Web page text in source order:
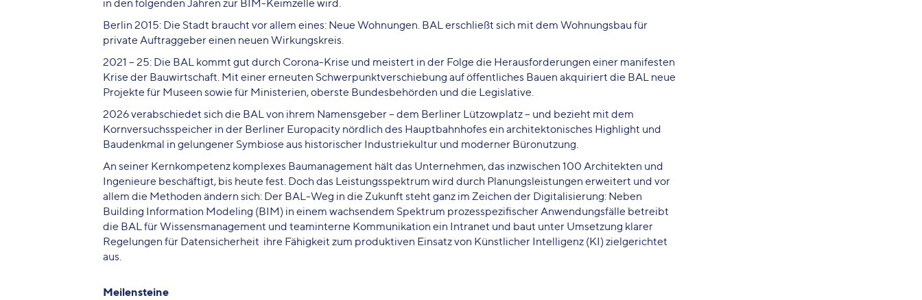
in den folgenden Jahren zur BIM-Keimzelle wird.
Berlin 2015: Die Stadt braucht vor allem eines: Neue Wohnungen. BAL erschließt sich mit dem Wohnungsbau für
private Auftraggeber einen neuen Wirkungskreis.
2021 – 25: Die BAL kommt gut durch Corona-Krise und meistert in der Folge die Herausforderungen einer manifesten
Krise der Bauwirtschaft. Mit einer erneuten Schwerpunktverschiebung auf öffentliches Bauen akquiriert die BAL neue
Projekte für Museen sowie für Ministerien, oberste Bundesbehörden und die Legislative.
2026 verabschiedet sich die BAL von ihrem Namensgeber – dem Berliner Lützowplatz – und bezieht mit dem
Kornversuchsspeicher in der Berliner Europacity nördlich des Hauptbahnhofes ein architektonisches Highlight und
Baudenkmal in gelungener Symbiose aus historischer Industriekultur und moderner Büronutzung.
An seiner Kernkompetenz komplexes Baumanagement hält das Unternehmen, das inzwischen 100 Architekten und
Ingenieure beschäftigt, bis heute fest. Doch das Leistungsspektrum wird durch Planungsleistungen erweitert und vor
allem die Methoden ändern sich: Der BAL-Weg in die Zukunft steht ganz im Zeichen der Digitalisierung: Neben
Building Information Modeling (BIM) in einem wachsendem Spektrum prozesspezifischer Anwendungsfälle betreibt
die BAL für Wissensmanagement und teaminterne Kommunikation ein Intranet und baut unter Umsetzung klarer
Regelungen für Datensicherheit ihre Fähigkeit zum produktiven Einsatz von Künstlicher Intelligenz (KI) zielgerichtet
aus.
Meilensteine